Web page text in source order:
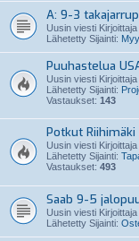
A: 9-3
Uusin viesti Kirjoittaja
Lähetetty Sijainti:
Puuhastelua
Uusin viesti Kirjoittaja
Lähetetty Sijainti:
Vastaukset: 143
Potkut
Uusin viesti Kirjoittaja
Lähetetty Sijainti:
Vastaukset: 493
Saab 9-5
Uusin viesti Kirjoittaja
Lähetetty Sijainti: